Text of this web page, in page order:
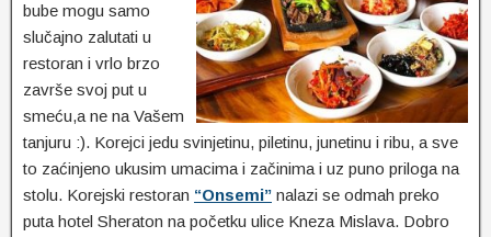
bube mogu samo
slučajno zalutati u
restoran i vrlo brzo
završe svoj put u
smeću,a ne na Vašem
tanjuru :). Korejci jedu svinjetinu, piletinu, junetinu i ribu, a sve
to zaćinjeno ukusim umacima i začinima i uz puno priloga na
stolu. Korejski restoran “Onsemi” nalazi se odmah preko
puta hotel Sheraton na početku ulice Kneza Mislava. Dobro